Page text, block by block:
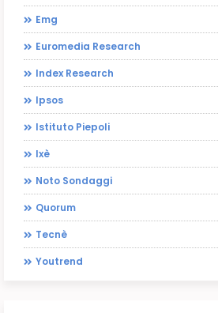
Emg
Euromedia Research
Index Research
Ipsos
Istituto Piepoli
Ixè
Noto Sondaggi
Quorum
Tecnè
Youtrend